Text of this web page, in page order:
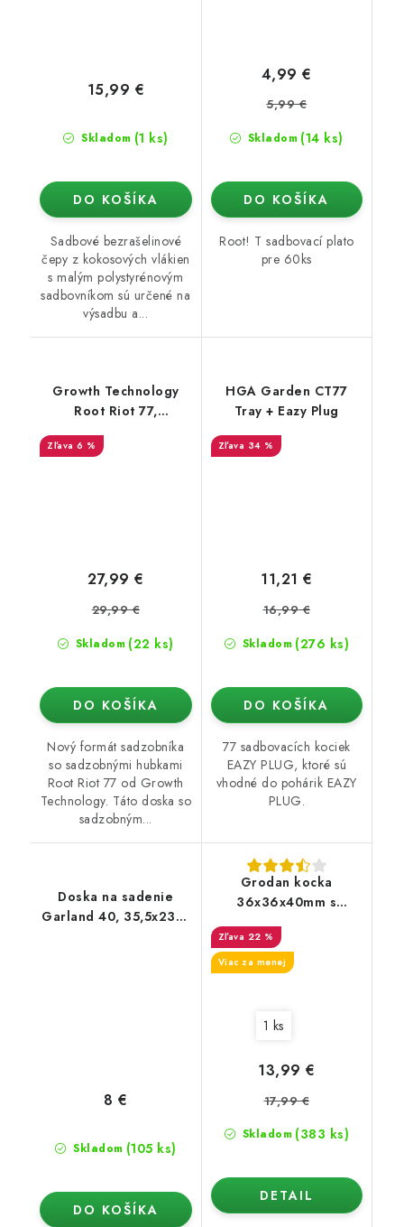
Skladom (1 ks)
15,99 €
DO KOŠÍKA
Sadbové bezrašelinové
čepy z kokosových vlákien
s malým polystyrénovým
sadbovníkom sú určené na
výsadbu a...
Skladom (14 ks)
4,99 €
5,99 €
DO KOŠÍKA
Root! T sadbovací plato
pre 60ks
Growth Technology
Root Riot 77,
sadbovacie kocky v
sadbovači 77 ks
6 %
Skladom (22 ks)
27,99 €
29,99 €
DO KOŠÍKA
Nový formát sadzobníka
so sadzobnými hubkami
Root Riot 77 od Growth
Technology. Táto doska so
sadzobným...
HGA Garden CT77
Tray + Eazy Plug
34 %
Skladom (276 ks)
11,21 €
16,99 €
DO KOŠÍKA
77 sadbovacích kociek
EAZY PLUG, ktoré sú
vhodné do pohárik EAZY
PLUG.
Doska na sadenie
Garland 40, 35,5x23x5
Skladom (105 ks)
8 €
DO KOŠÍKA
Grodan kocka
36x36x40mm s
22 %
Viac za menej
1 ks
Skladom (383 ks)
13,99 €
17,99 €
DETAIL